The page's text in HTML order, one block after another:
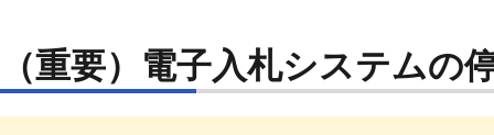
（重要）電子入札システムの